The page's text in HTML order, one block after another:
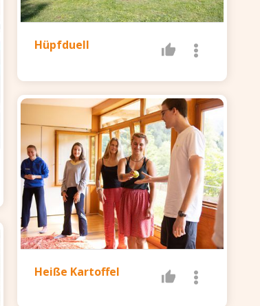
Hüpfduell
Heiße Kartoffel